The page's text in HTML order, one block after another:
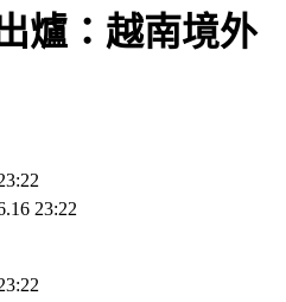
爐：越南境外
23:22